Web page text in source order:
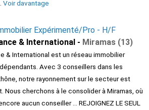
Voir davantage
Expérimenté/Pro - H/F
& International - Miramas (13)
& International est un réseau immobilier
Avec 3 conseillers dans les
notre rayonnement sur le secteur est
Nous cherchons à le consolider à Miramas, où
aucun conseiller ... REJOIGNEZ LE SEUL